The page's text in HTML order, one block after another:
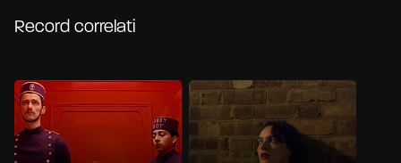
Record correlati